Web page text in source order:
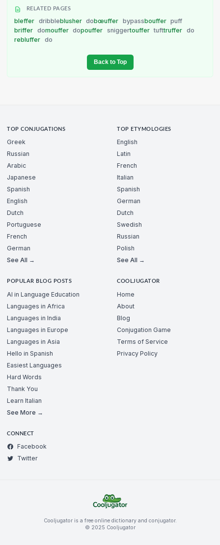
RELATED PAGES
bleffer dribbleblusher dobœuffer bypassbouffer puff
briffer domouffer dopouffer sniggertouffer tufttruffer do
rebluffer do
Back to Top
TOP CONJUGATIONS
Greek
Russian
Arabic
Japanese
Spanish
English
Dutch
Portuguese
French
German
See All →
TOP ETYMOLOGIES
English
Latin
French
Italian
Spanish
German
Dutch
Swedish
Russian
Polish
See All →
POPULAR BLOG POSTS
AI in Language Education
Languages in Africa
Languages in India
Languages in Europe
Languages in Asia
Hello in Spanish
Easiest Languages
Hard Words
Thank You
Learn Italian
See More →
COOLJUGATOR
Home
About
Blog
Conjugation Game
Terms of Service
Privacy Policy
CONNECT
Facebook
Twitter
Cooljugator is a free online dictionary and conjugator.
© 2025 Cooljugator